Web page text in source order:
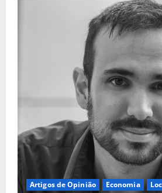
Artigos de Opinião Economia